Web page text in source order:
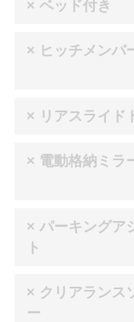
× ベッド付き
× ヒッチメンバ
× リアスライド
× 電動格納ミラ
× パーキングア
ト
× クリアランス
ー